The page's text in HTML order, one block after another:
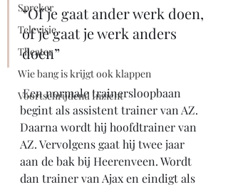
Spreker
Televisie
Theater
Wie bang is krijgt ook klappen
Voortschrijdend Inzicht
“Of je gaat ander werk doen,
of je gaat je werk anders
doen”
Een normale trainersloopbaan
begint als assistent trainer van AZ.
Daarna wordt hij hoofdtrainer van
AZ. Vervolgens gaat hij twee jaar
aan de bak bij Heerenveen. Wordt
dan trainer van Ajax en eindigt als